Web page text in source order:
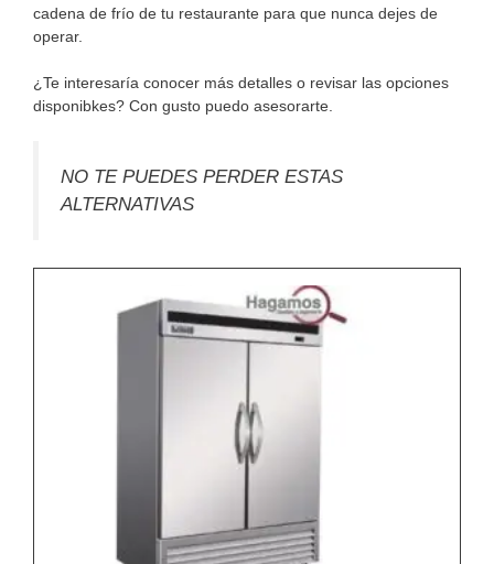
cadena de frío de tu restaurante para que nunca dejes de
operar.
¿Te interesaría conocer más detalles o revisar las opciones
disponibkes? Con gusto puedo asesorarte.
NO TE PUEDES PERDER ESTAS
ALTERNATIVAS